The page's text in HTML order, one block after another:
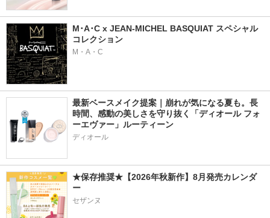
M･A･C x JEAN-MICHEL BASQUIAT スペシャル
コレクション
M・A・C
最新ベースメイク提案｜崩れが気になる夏も。長
時間、感動の美しさを守り抜く「ディオール フォ
ーエヴァー」ルーティーン
ディオール
★保存推奨★【2026年秋新作】8月発売カレンダ
ー
セザンヌ